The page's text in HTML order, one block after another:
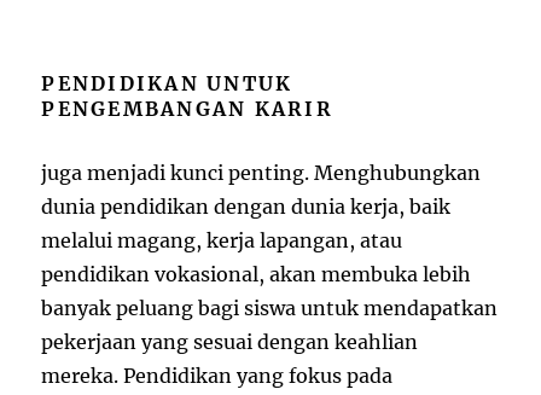
PENDIDIKAN UNTUK
PENGEMBANGAN KARIR
juga menjadi kunci penting. Menghubungkan
dunia pendidikan dengan dunia kerja, baik
melalui magang, kerja lapangan, atau
pendidikan vokasional, akan membuka lebih
banyak peluang bagi siswa untuk mendapatkan
pekerjaan yang sesuai dengan keahlian
mereka. Pendidikan yang fokus pada